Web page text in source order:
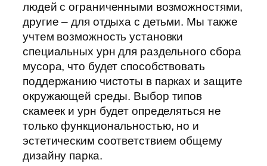
людей с ограниченными возможностями,
другие – для отдыха с детьми. Мы также
учтем возможность установки
специальных урн для раздельного сбора
мусора, что будет способствовать
поддержанию чистоты в парках и защите
окружающей среды. Выбор типов
скамеек и урн будет определяться не
только функциональностью, но и
эстетическим соответствием общему
дизайну парка.